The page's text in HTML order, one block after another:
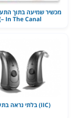
– In The Canal)